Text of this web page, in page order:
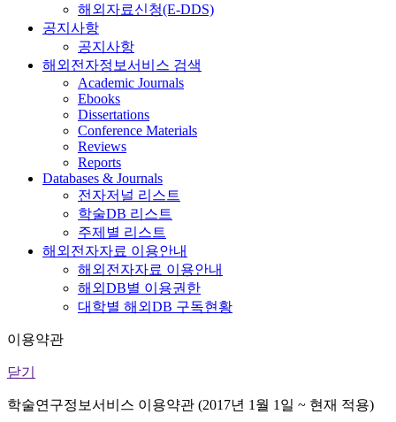
해외자료신청(E-DDS)
공지사항
공지사항
해외전자정보서비스 검색
Academic Journals
Ebooks
Dissertations
Conference Materials
Reviews
Reports
Databases & Journals
전자저널 리스트
학술DB 리스트
주제별 리스트
해외전자자료 이용안내
해외전자자료 이용안내
해외DB별 이용권한
대학별 해외DB 구독현황
이용약관
닫기
학술연구정보서비스 이용약관 (2017년 1월 1일 ~ 현재 적용)